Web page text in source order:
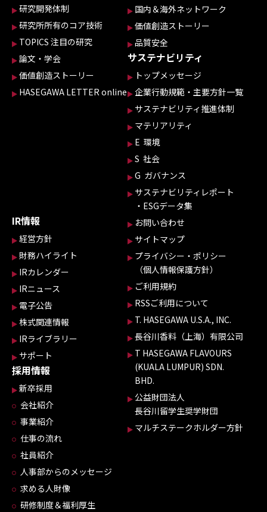
研究開発体制
研究所所有のコア技術
TOPICS 注目の研究
論文・学会
価値創造ストーリー
HASEGAWA LETTER online
国内＆海外ネットワーク
価値創造ストーリー
品質安全
サステナビリティ
トップメッセージ
企業行動規範・主要方針一覧
サステナビリティ推進体制
マテリアリティ
E 環境
S 社会
G ガバナンス
サステナビリティレポート
・ESGデータ集
IR情報
経営方針
財務ハイライト
IRカレンダー
IRニュース
電子公告
株式関連情報
IRライブラリー
サポート
採用情報
新卒採用
会社紹介
事業紹介
仕事の流れ
社員紹介
人事部からのメッセージ
求める人財像
研修制度＆福利厚生
お問い合わせ
サイトマップ
プライバシー・ポリシー
（個人情報保護方針）
ご利用規約
RSSご利用について
T. HASEGAWA U.S.A., INC.
長谷川香料（上海）有限公司
T HASEGAWA FLAVOURS
(KUALA LUMPUR) SDN.
BHD.
公益財団法人
長谷川留学生奨学財団
マルチステークホルダー方針